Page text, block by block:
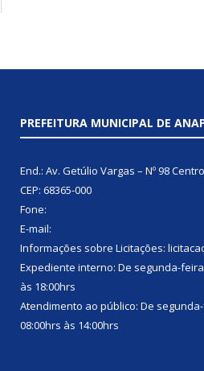
PREFEITURA MUNICIPAL DE
End.: Av. Getúlio Vargas – Nº 98 Centro
CEP: 68365-000
Fone:
E-mail:
Informações sobre Licitações:
Expediente interno: De segunda-
às 18:00hrs
Atendimento ao público: De
08:00hrs às 14:00hrs